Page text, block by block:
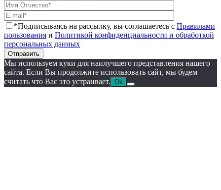
*Подписываясь на рассылку, вы соглашаетесь с Правилами
пользования и Политикой конфиденциальности и обработкой
персональных данных
Отправить
Мы используем куки для наилучшего представления нашего
сайта. Если Вы продолжите использовать сайт, мы будем
считать что Вас это устраивает. Ok